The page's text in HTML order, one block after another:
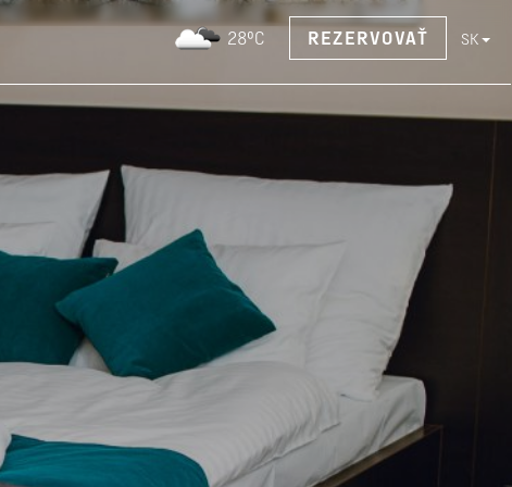
28°C REZERVOVAŤ SK